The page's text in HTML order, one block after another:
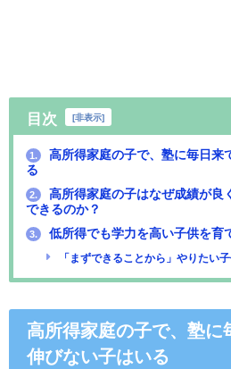
目次 [非表示]
1.
高所得家庭の子で、塾に毎日来
る
2.
高所得家庭の子はなぜ成績が良
できるのか？
3. 低所得でも学力を高い子供を育
「まずできることから」やりたい
高所得家庭の子で、塾に
伸びない子はいる